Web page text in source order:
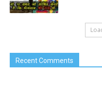
Recent Comments